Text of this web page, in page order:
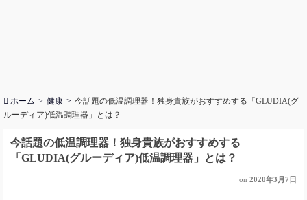
ホーム 健康
今話題の低温調理器！独身貴族がおすすめする「GLUDIA(グ
ルーディア)低温調理器」とは？
今話題の低温調理器！独身貴族がおすすめする
「GLUDIA(グルーディア)低温調理器」とは？
on 2020年3月7日